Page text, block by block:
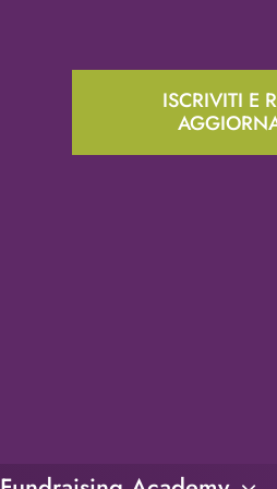
ISCRIVITI E